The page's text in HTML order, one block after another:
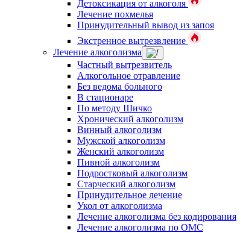
Детоксикация от алкоголя
Лечение похмелья
Принудительный вывод из запоя
Экстренное вытрезвление
Лечение алкоголизма
Частный вытрезвитель
Алкогольное отравление
Без ведома больного
В стационаре
По методу Шичко
Хронический алкоголизм
Винный алкоголизм
Мужской алкоголизм
Женский алкоголизм
Пивной алкоголизм
Подростковый алкоголизм
Старческий алкоголизм
Принудительное лечение
Укол от алкоголизма
Лечение алкоголизма без кодирования
Лечение алкоголизма по ОМС